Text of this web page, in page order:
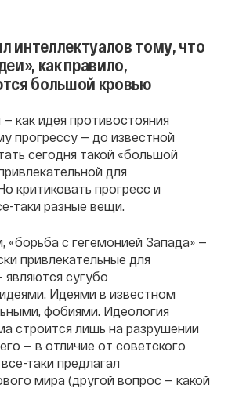
интеллектуалов тому, что
как правило,
большой кровью
как идея противостояния
прогрессу — до известной
сегодня такой «большой
для
критиковать прогресс и
таки разные вещи.
«борьба с гегемонией Запада» —
привлекательные для
являются сугубо
Идеями в известном
фобиями. Идеология
строится лишь на разрушении
— в отличие от советского
таки предлагал
мира (другой вопрос — какой